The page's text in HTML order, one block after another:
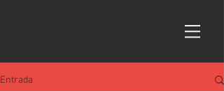
Entrada